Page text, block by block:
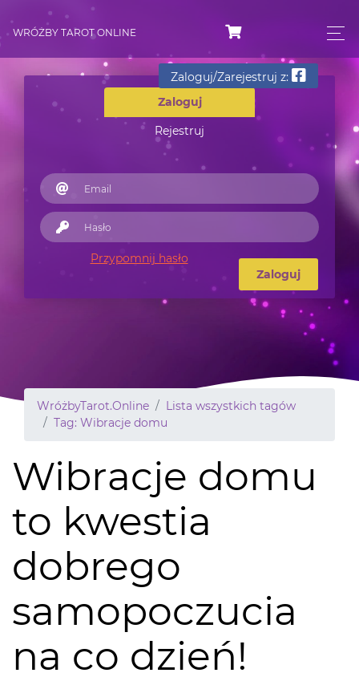
WRÓŻBY TAROT ONLINE
Zaloguj
Rejestruj
Zaloguj/Zarejestruj z:
Przypomnij hasło
Zaloguj
WróżbyTarot.Online
Lista wszystkich tagów
Tag: Wibracje domu
Wibracje domu
to kwestia
dobrego
samopoczucia
na co dzień!